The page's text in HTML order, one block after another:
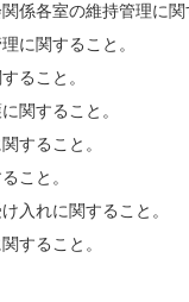
係各室の維持管理に関
に関すること。
ること。
関すること。
すること。
こと。
入れに関すること。
すること。